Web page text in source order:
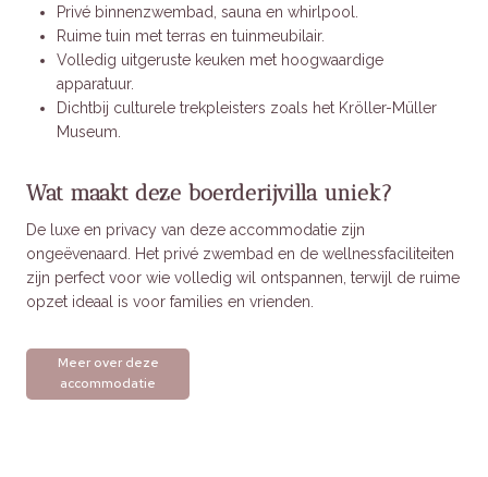
Privé binnenzwembad, sauna en whirlpool.
Ruime tuin met terras en tuinmeubilair.
Volledig uitgeruste keuken met hoogwaardige
apparatuur.
Dichtbij culturele trekpleisters zoals het Kröller-Müller
Museum.
Wat maakt deze boerderijvilla uniek?
De luxe en privacy van deze accommodatie zijn
ongeëvenaard. Het privé zwembad en de wellnessfaciliteiten
zijn perfect voor wie volledig wil ontspannen, terwijl de ruime
opzet ideaal is voor families en vrienden.
Meer over deze
accommodatie